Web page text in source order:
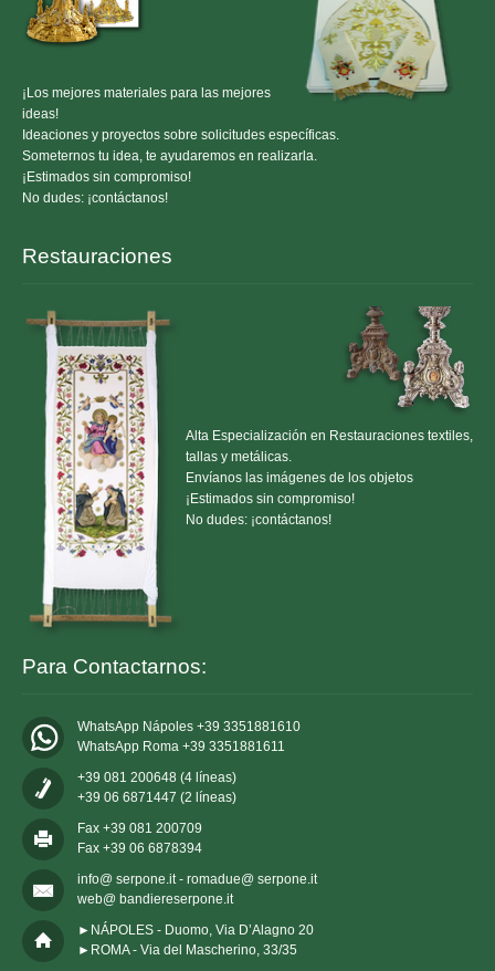
¡Los mejores materiales para las mejores
ideas!
Ideaciones y proyectos sobre solicitudes específicas.
Someternos tu idea, te ayudaremos en realizarla.
¡Estimados sin compromiso!
No dudes: ¡contáctanos!
Restauraciones
Alta Especialización en Restauraciones textiles,
tallas y metálicas.
Envíanos las imágenes de los objetos
¡Estimados sin compromiso!
No dudes: ¡contáctanos!
Para Contactarnos:
WhatsApp Nápoles +39 3351881610
WhatsApp Roma +39 3351881611
+39 081 200648 (4 líneas)
+39 06 6871447 (2 líneas)
Fax +39 081 200709
Fax +39 06 6878394
info@ serpone.it - romadue@ serpone.it
web@ bandiereserpone.it
►NÁPOLES - Duomo, Via D’Alagno 20
►ROMA - Via del Mascherino, 33/35